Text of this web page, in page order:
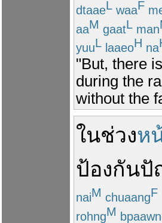
dtaaeL waaF
aaM gaatL man
yuuL laaeoH na
"But, there
during the
without the
ในช่วงห
ป้องกันปั
naiM chuaangF
rohngM